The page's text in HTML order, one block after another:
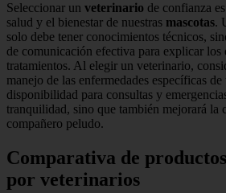
Seleccionar un veterinario de confianza
salud y el bienestar de nuestras mascotas.
solo debe tener conocimientos técnicos,
de comunicación efectiva para explicar los
tratamientos. Al elegir un veterinario,
manejo de las enfermedades específicas
disponibilidad para consultas y
tranquilidad, sino que también mejorará la
compañero peludo.
Comparativa de
por veterinarios